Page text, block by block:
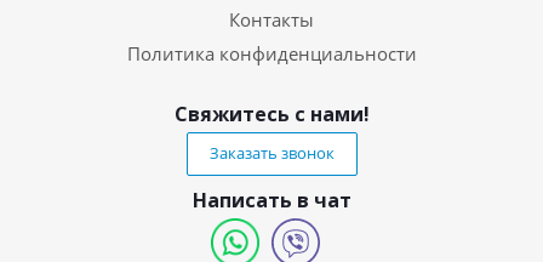
Контакты
Политика конфиденциальности
Свяжитесь с нами!
Заказать звонок
Написать в чат